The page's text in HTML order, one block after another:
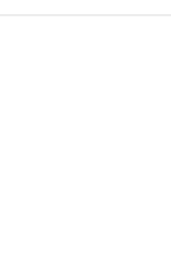
som Negroni eller